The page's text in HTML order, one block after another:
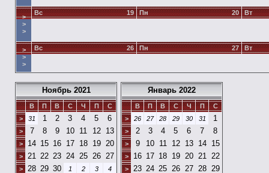
>
>
>
19
Вс 20
Пн Вт
>
>
>
26
Вс 27
Пн Вт
Ноябрь 2021
В П В С Ч П
С
>
31 1 2 3 4 5 6
> 7 8 9 10 11 12 13
> 14 15 16 17 18 19 20
> 21 22 23 24 25 26 27
> 28 29 30 1 2 3 4
Январь 2022
В П В С Ч П
С
>
26 27 28 29 30 31 1
> 2 3 4 5 6 7 8
> 9 10 11 12 13 14 15
> 16 17 18 19 20 21 22
> 23 24 25 26 27 28 29